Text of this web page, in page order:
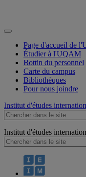
Page d'accueil de
Étudier à l'UQAM
Bottin du personnel
Carte du campus
Bibliothèques
Pour nous joindre
Institut d'études
Institut d'études